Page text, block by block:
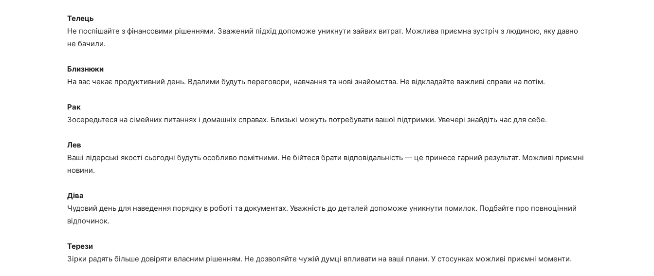
Телець
Не поспішайте з фінансовими рішеннями. Зважений підхід допоможе уникнути зайвих витрат. Можлива приємна зустріч з людиною, яку давно
не бачили.
Близнюки
На вас чекає продуктивний день. Вдалими будуть переговори, навчання та нові знайомства. Не відкладайте важливі справи на потім.
Рак
Зосередьтеся на сімейних питаннях і домашніх справах. Близькі можуть потребувати вашої підтримки. Увечері знайдіть час для себе.
Лев
Ваші лідерські якості сьогодні будуть особливо помітними. Не бійтеся брати відповідальність — це принесе гарний результат. Можливі приємні
новини.
Діва
Чудовий день для наведення порядку в роботі та документах. Уважність до деталей допоможе уникнути помилок. Подбайте про повноцінний
відпочинок.
Терези
Зірки радять більше довіряти власним рішенням. Не дозволяйте чужій думці впливати на ваші плани. У стосунках можливі приємні моменти.